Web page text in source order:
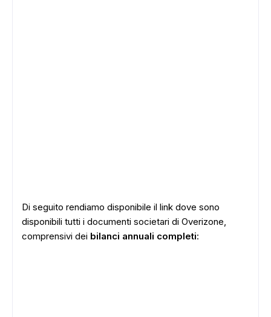
Di seguito rendiamo disponibile il link dove sono
disponibili tutti i documenti societari di Overizone,
comprensivi dei bilanci annuali completi: